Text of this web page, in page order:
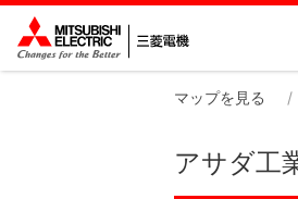
マップを見る
アサダ工